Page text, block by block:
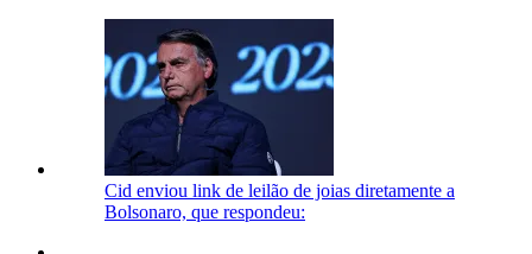
Cid enviou link de leilão de joias diretamente a
Bolsonaro, que respondeu: